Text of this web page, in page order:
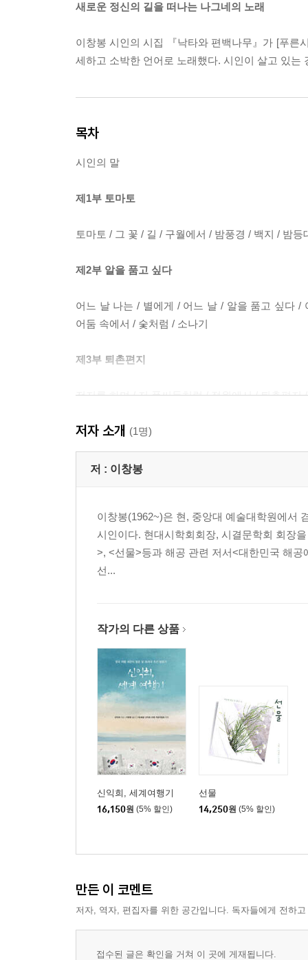
새로운 정신의 길을 떠나는 나그네의 노래
이창봉 시인의 시집 『낙타와 편백나무』가 [푸른
세하고 소박한 언어로 노래했다. 시인이 살고 있
목차
시인의 말
제1부 토마토
토마토 / 그 꽃 / 길 / 구월에서 / 밤풍경 / 백지 / 밤
제2부 알을 품고 싶다
어느 날 나는 / 별에게 / 어느 날 / 알을 품고 싶다
어둠 속에서 / 숯처럼 / 소나기
제3부 퇴촌편지
전지를 하며 / 저 풀씨들처럼 / 정원에서 / 퇴촌편
제4부 겨울나라
2월에 / 12월 벌판에서 / 가을 단상 / 2016 여름 /
제5부 낙타와 편백나무의 노트 혹은 멀미
발 / 낙타와 편백나무의 노트 혹은 멀미 / 어느 형
수박 / 들판의 풀들아 1 / 들판의 풀들아 2 / 이 /
가을 바다 단상
제7부 아르노 강가 골목을 지나며
아르노 강가 골목을 지나며 / 아! 폼페이 / 밀라
스칼라 오페라 극장에서 / 로마 콜로세움에서/ 파
발문 : 한국 말글의 맛깔스런 노랫소리의 맑고 고
축사 : 이창봉 시집 『낙타와 편백나무』 발간에
저자 소개 (1명)
저 : 이창봉
이창봉(1962~)은 현, 중앙대 예술대학원에서
시인이다. 현대시학회회장, 시결문학회 회장
>, <선물>등과 해공 관련 저서<대한민국 해
선...
작가의 다른 상품
신익희, 세계여행기
16,150원 (5% 할인)
선물
14,250원 (5% 할인)
만든 이 코멘트
저자, 역자, 편집자를 위한 공간입니다. 독자들에게 전하
접수된 글은 확인을 거쳐 이 곳에 게재됩니다.